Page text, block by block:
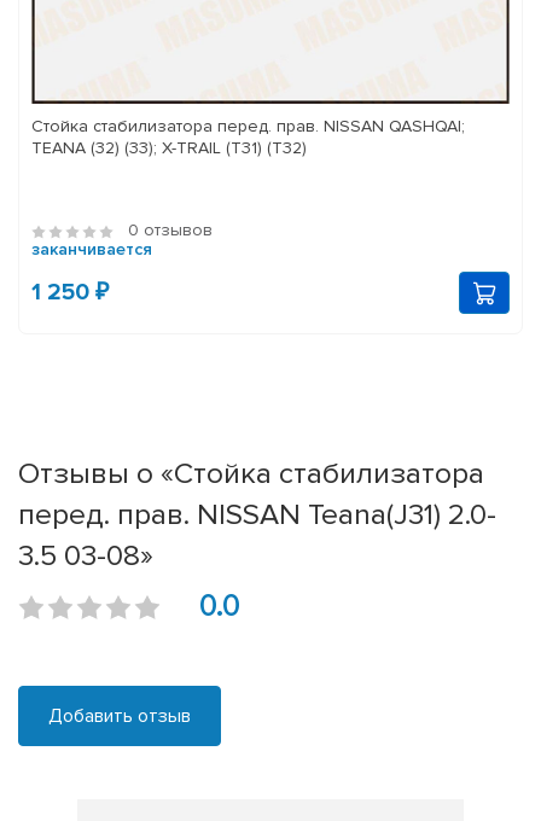
Стойка стабилизатора перед. прав. NISSAN QASHQAI;
TEANA (32) (33); X-TRAIL (T31) (T32)
0 отзывов
заканчивается
1 250 ₽
Отзывы о «Стойка стабилизатора
перед. прав. NISSAN Teana(J31) 2.0-
3.5 03-08»
0.0
Добавить отзыв